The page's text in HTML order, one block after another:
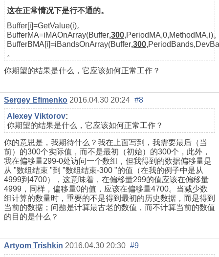
这在正常情况下是行不通的。
Buffer[i]=GetValue(i)。
BufferMA=iMAOnArray(Buffer,300,PeriodMA,0,MethodMA,i)
BufferBMA[i]=iBandsOnArray(Buffer,300
。
你期望的结果是什么，它应该如何正常工作？
Sergey Efimenko 2016.04.30 20:24 #8
Alexey Viktorov:
你期望的结果是什么，它应该如何正常工作？
你的意思是，我期待什么？我在上面写到，我需要最后（当
前）的300个实际值，而不是最初（初始）的300个，此外，
我在偏移量299-0处访问一个数组，但我得到的数据偏移量是
从 "数组结束 "到 "数组结束-300 "的值（在我的例子中是从
4999到4700），这意味着，在偏移量299的值应该在偏移量
4999，同样，偏移量0的值，应该在偏移量4700。当减少数
组计算的数量时，重要的不是得到最初的历史数据，而是得到
当前的数据；问题是计算最古老的数值，而不计算当前的数值
的目的是什么？
Artyom Trishkin 2016.04.30 20:30 #9